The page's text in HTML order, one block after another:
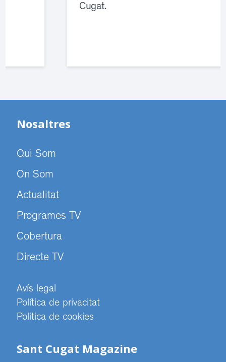
Nosaltres
Qui Som
On Som
Actualitat
Programes TV
Cobertura
Directe TV
Avís legal
Política de privacitat
Politica de cookies
Sant Cugat Magazine